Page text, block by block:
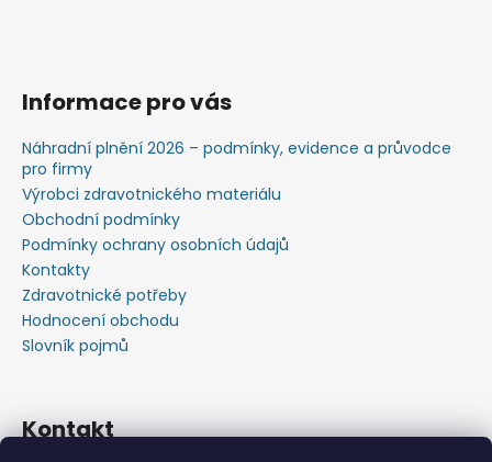
Informace pro vás
Náhradní plnění 2026 – podmínky, evidence a průvodce
pro firmy
Výrobci zdravotnického materiálu
Obchodní podmínky
Podmínky ochrany osobních údajů
Kontakty
Zdravotnické potřeby
Hodnocení obchodu
Slovník pojmů
Kontakt